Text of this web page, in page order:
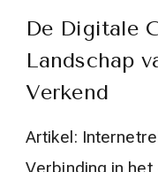
De Digitale
Landschap
Verkend
Artikel: